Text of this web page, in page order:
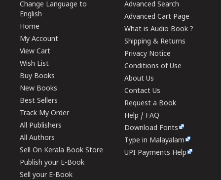
Change Language to
English
Home
My Account
View Cart
Wish List
Buy Books
New Books
Best Sellers
Track My Order
All Publishers
All Authors
Sell On Kerala Book Store
Publish your E-Book
Sell your E-Book
Advanced Search
Advanced Cart Page
What is Audio Book ?
Shipping & Returns
Privacy Notice
Conditions of Use
About Us
Contact Us
Request a Book
Help / FAQ
Download Fonts
Type in Malayalam
UPI Payments Help